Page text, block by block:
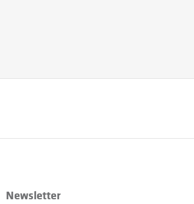
Newsletter